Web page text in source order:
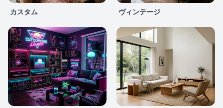
カスタム ヴィンテージ